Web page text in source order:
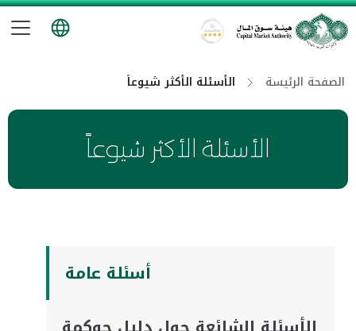
هيئة سوق المال
الصفحة الرئيسة الأسئلة الأكثر شيوعاً
الأسئلة الأكثر شيوعاً
أسئلة عامة